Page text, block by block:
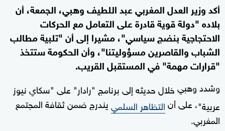
أكد وزير العدل المغربي عبد اللطيف وهبي، الجمعة، أن
بلاده "دولة قوية قادرة على التعامل مع الحركات
الاحتجاجية بنضج سياسي"، مشيرا إلى أن "تلبية مطالب
الشباب والقاصرين مسؤوليتنا"، وأن الحكومة ستتخذ
"قرارات مهمة" في المستقبل القريب.
وشدد وهبيخلال حديثه إلى برنامج "رادار" على "سكاي نيوز
عربية"، على أنالتظاهر السلمييندرج ضمن ثقافة المجتمع
المغربي.